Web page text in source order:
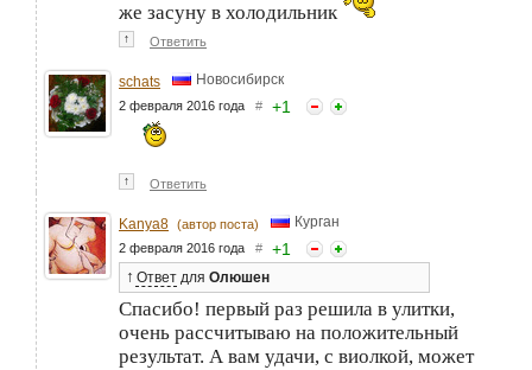
же засуну в холодильник
↑ Ответить
schats Новосибирск
2 февраля 2016 года # +1
↑ Ответить
Kanya8 (автор поста) Курган
2 февраля 2016 года # +1
↑ Ответ для Олюшен
Спасибо! первый раз решила в улитки,
очень рассчитываю на положительный
результат. А вам удачи, с виолкой, может